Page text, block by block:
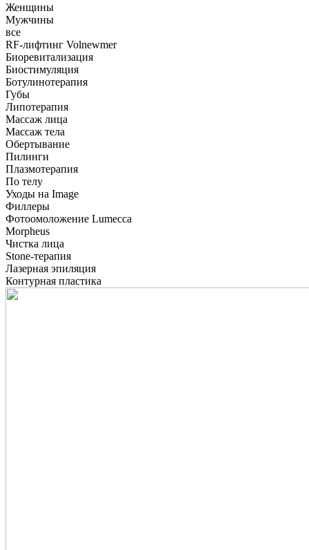
Женщины
Мужчины
все
RF-лифтинг Volnewmer
Биоревитализация
Биостимуляция
Ботулинотерапия
Губы
Липотерапия
Массаж лица
Массаж тела
Обертывание
Пилинги
Плазмотерапия
По телу
Уходы на Image
Филлеры
Фотоомоложение Lumecca
Morpheus
Чистка лица
Stone-терапия
Лазерная эпиляция
Контурная пластика